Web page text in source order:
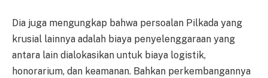
Dia juga mengungkap bahwa persoalan Pilkada yang
krusial lainnya adalah biaya penyelenggaraan yang
antara lain dialokasikan untuk biaya logistik,
honorarium, dan keamanan. Bahkan perkembangannya